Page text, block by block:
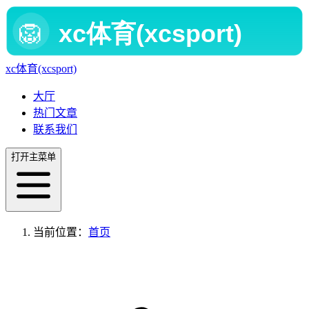
xc体育(xcsport)
大厅
热门文章
联系我们
打开主菜单
当前位置： 首页